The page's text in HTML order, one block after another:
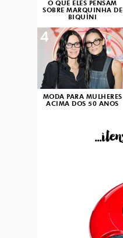
O QUE ELES PENSAM
SOBRE MARQUINHA DE
BIQUÍNI
MODA PARA MULHERES
ACIMA DOS 50 ANOS
4